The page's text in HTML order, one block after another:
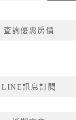
查詢優惠房價
LINE訊息訂閱